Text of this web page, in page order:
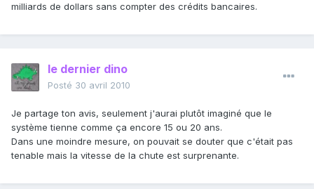
milliards de dollars sans compter des crédits bancaires.
le dernier dino
Posté 30 avril 2010
Je partage ton avis, seulement j'aurai plutôt imaginé que le
système tienne comme ça encore 15 ou 20 ans.
Dans une moindre mesure, on pouvait se douter que c'était pas
tenable mais la vitesse de la chute est surprenante.